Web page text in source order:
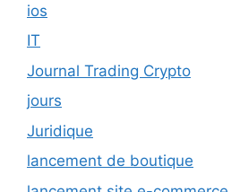
ios
IT
Journal Trading Crypto
jours
Juridique
lancement de boutique